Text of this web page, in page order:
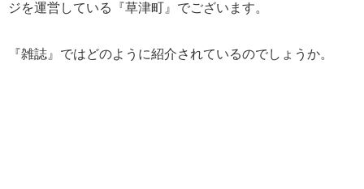
ジを運営している『草津町』でございます。
『雑誌』ではどのように紹介されているのでしょうか。